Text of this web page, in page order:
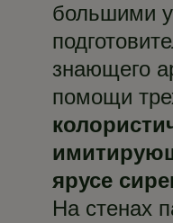
большими
знающего
помощи
ярусе
На стенах